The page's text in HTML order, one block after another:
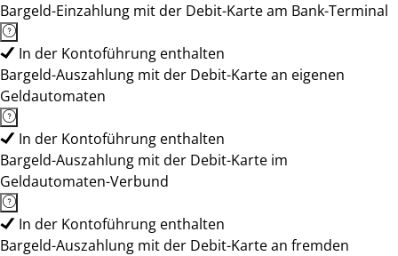
Bargeld-Einzahlung mit der Debit-Karte am Bank-Terminal
In der Kontoführung enthalten
Bargeld-Auszahlung mit der Debit-Karte an eigenen
Geldautomaten
In der Kontoführung enthalten
Bargeld-Auszahlung mit der Debit-Karte im
Geldautomaten-Verbund
In der Kontoführung enthalten
Bargeld-Auszahlung mit der Debit-Karte an fremden